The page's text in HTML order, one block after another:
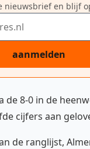
nieuwsbrief en blijf
aanmelden
de 8-0 in de
cijfers aan
de ranglijst,